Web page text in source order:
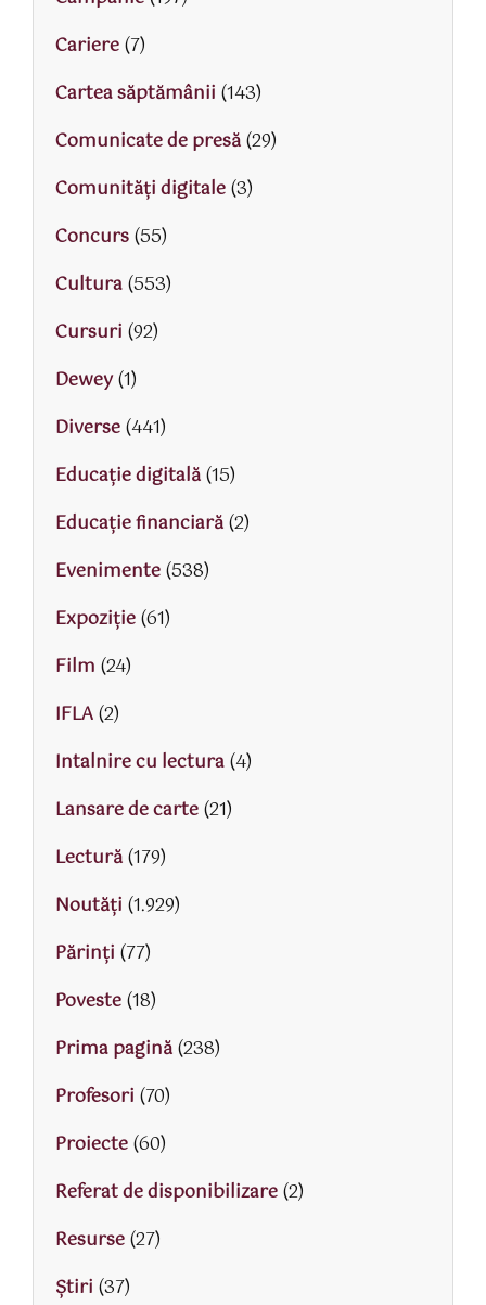
Cariere(7)
Cartea săptămânii (143)
Comunicate de presă(29)
Comunități digitale(3)
Concurs(55)
Cultura(553)
Cursuri (92)
Dewey(1)
Diverse(441)
Educaţie digitală(15)
Educaţie financiară(2)
Evenimente(538)
Expoziție(61)
Film (24)
IFLA(2)
Intalnire cu lectura(4)
Lansare de carte(21)
Lectură(179)
Noutăți (1.929)
Părinţi (77)
Poveste(18)
Prima pagină(238)
Profesori (70)
Proiecte(60)
Referat de disponibilizare(2)
Resurse(27)
Știri (37)